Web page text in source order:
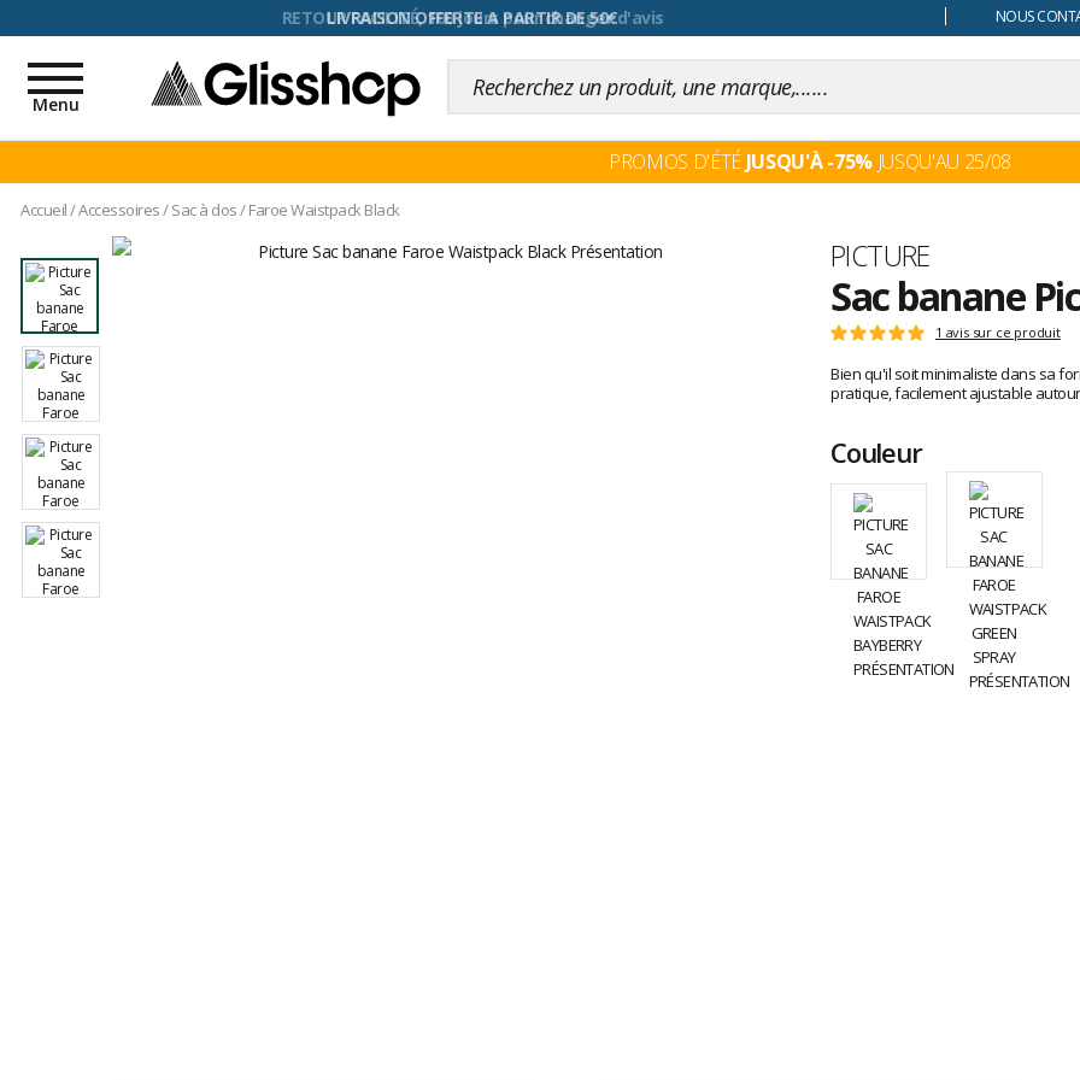
RETOUR FACILITÉ, 100 jours pour changer d'avis NOUS
Toggle
navigation
Menu
PROMOS D'ÉTÉ JUSQU'À -75%JUSQU'AU 25/08
Accueil/Accessoires/Sac à dos/Faroe Waistpack Black
Marque
PICTURE
Sac banane
Les
clients
Note
:
5
sur
1 avis sur ce produit
Bien qu'il soit minimaliste dans sa
pratique, facilement ajustable
Couleur